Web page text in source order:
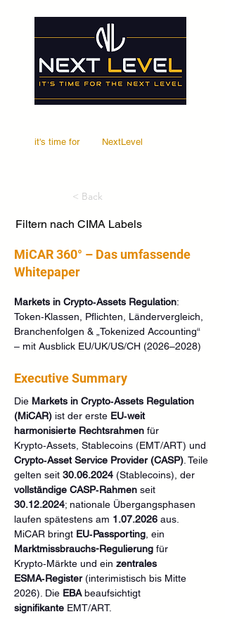
it's time for NextLevel
< Back
Filtern nach CIMA Labels
MiCAR 360° – Das umfassende
Whitepaper
Markets in Crypto‑Assets Regulation:
Token‑Klassen, Pflichten, Ländervergleich,
Branchenfolgen & „Tokenized Accounting“
– mit Ausblick EU/UK/US/CH (2026–2028)
Executive Summary
Die Markets in Crypto‑Assets Regulation
(MiCAR) ist der erste EU‑weit
harmonisierte Rechtsrahmen für
Krypto‑Assets, Stablecoins (EMT/ART) und
Crypto‑Asset Service Provider (CASP) . Teile
gelten seit 30.06.2024 (Stablecoins), der
vollständige CASP‑Rahmen seit
30.12.2024; nationale Übergangsphasen
laufen spätestens am 1.07.2026 aus.
MiCAR bringt EU‑Passporting , ein
Marktmissbrauchs-Regulierung für
Krypto‑Märkte und ein zentrales
ESMA‑Register (interimistisch bis Mitte
2026). Die EBA beaufsichtigt
signifikante EMT/ART.